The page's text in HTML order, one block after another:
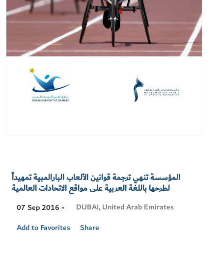
المؤسسة تنهي ترجمة قوانين الألعاب البارالمبية تمهيداً
لطرحها باللغة العربية على مواقع الاتحادات العالمية
07 Sep 2016 -
Visit
DUBAI, United Arab Emirates
Add to Favorites
Share